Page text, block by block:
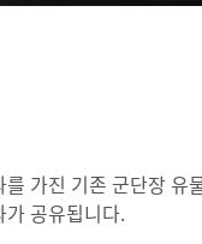
가진 기존 군단장 유
공유됩니다.